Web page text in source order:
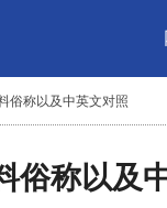
俗称以及中英文对照
俗称以及